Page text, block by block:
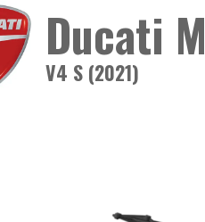
Ducati
V4 S (2021)